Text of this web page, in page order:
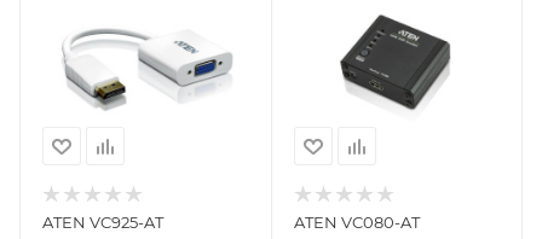
ATEN VC925-AT ATEN VC080-AT